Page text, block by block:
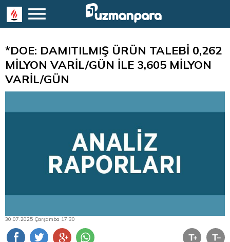
*DOE: DAMITILMIŞ ÜRÜN TALEBİ 0,262
MİLYON VARİL/GÜN İLE 3,605 MİLYON
VARİL/GÜN
30.07.2025 Çarşamba 17:30